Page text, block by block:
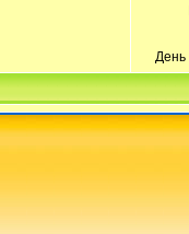
День